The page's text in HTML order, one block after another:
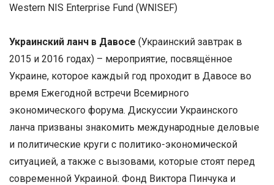
Western NIS Enterprise Fund (WNISEF)
Украинский ланч в Давосе (Украинский завтрак в
2015 и 2016 годах) – мероприятие, посвящённое
Украине, которое каждый год проходит в Давосе во
время Ежегодной встречи Всемирного
экономического форума. Дискуссии Украинского
ланча призваны знакомить международные деловые
и политические круги с политико-экономической
ситуацией, а также c вызовами, которые стоят перед
современной Украиной. Фонд Виктора Пинчука и